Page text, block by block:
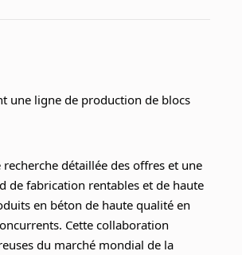
une ligne de production de blocs
détaillée des offres et une
de fabrication rentables et de haute
en béton de haute qualité en
Cette collaboration
du marché mondial de la